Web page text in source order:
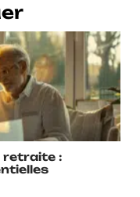
retraite :